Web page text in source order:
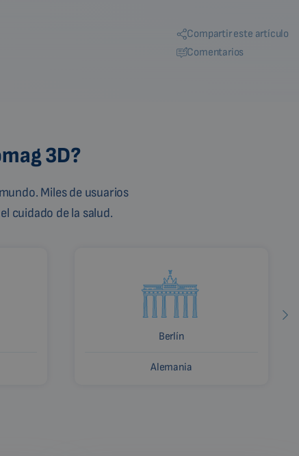
Compartir este artículo
Comentarios
3D?
Miles de usuarios
cuidado de la salud.
Berlín
Alemania